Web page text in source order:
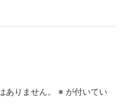
ありません。 ※ が付いてい